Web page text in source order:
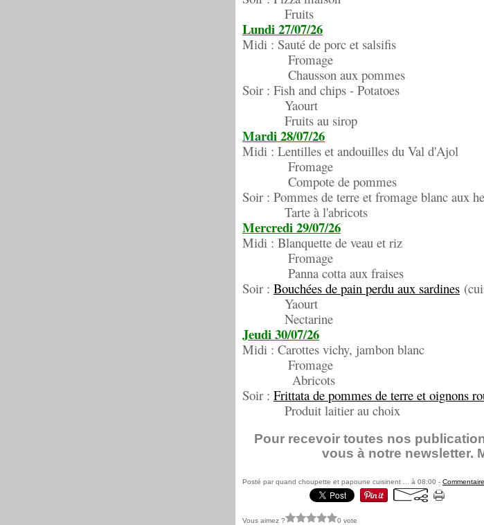
Fruits
Lundi 27/07/26
Midi : Sauté de porc et salsifis
Fromage
Chausson aux pommes
Soir : Fish and chips - Potatoes
Yaourt
Fruits au sirop
Mardi 28/07/26
Midi : Lentilles et andouilles du Val d'Ajol
Fromage
Compote de pommes
Soir : Pommes de terre et fromage blanc aux
Tarte à l'abricots
Mercredi 29/07/26
Midi : Blanquette de veau et riz
Fromage
Panna cotta aux fraises
Soir : Bouchées de pain perdu aux sardines
Yaourt
Nectarine
Jeudi 30/07/26
Midi : Carottes vichy, jambon blanc
Fromage
Abricots
Soir : Frittata de pommes de terre et oignons
Produit laitier au choix
Pour recevoir toutes nos
vous à notre newsletter.
Posté par quand choupette et papoune cuisinent ... à 08:00 -
Vous aimez ? 0 vote